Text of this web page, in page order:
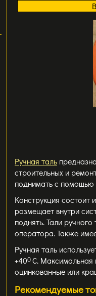
Ручная таль
строительных и
поднимать с помощью
Конструкция состоит
размещает внутри
поднять. Тали
оператора. Также
Ручная таль
+400С. Максимальная
оцинкованные или
Рекомендуемые